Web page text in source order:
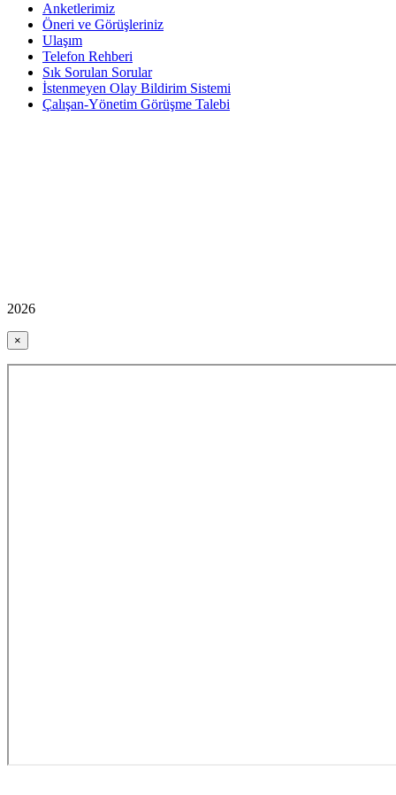
Anketlerimiz
Öneri ve Görüşleriniz
Ulaşım
Telefon Rehberi
Sık Sorulan Sorular
İstenmeyen Olay Bildirim Sistemi
Çalışan-Yönetim Görüşme Talebi
2026
×